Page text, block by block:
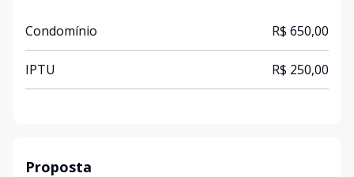
Condomínio R$ 650,00
IPTU R$ 250,00
Proposta